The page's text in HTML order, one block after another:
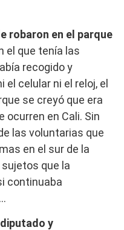
robaron en el parque
el que tenía las
recogido y
celular ni el reloj, el
se creyó que era
ocurren en Cali. Sin
las voluntarias que
en el sur de la
que la
continuaba
y